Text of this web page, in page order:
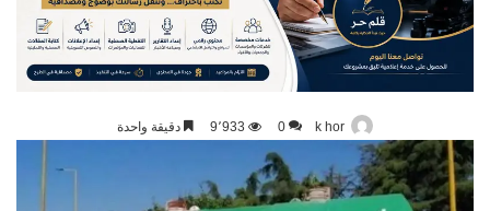
k hor
0 9٬933 دقيقة واحدة